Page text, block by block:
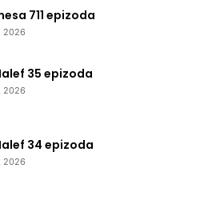
711 epizoda
2026
35 epizoda
2026
34 epizoda
2026